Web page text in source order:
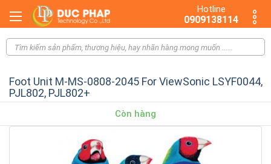
Hotline
0909138114
Foot Unit M-MS-0808-2045 For ViewSonic LSYF0044,
PJL802, PJL802+
Còn hàng